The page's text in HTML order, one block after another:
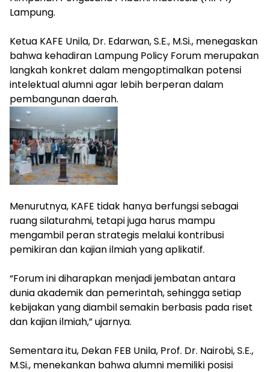
Cetak
Online
Ampera
News
Lampung.
‎Ketua KAFE Unila, Dr. Edarwan, S.E., M.Si., menegaskan
bahwa kehadiran Lampung Policy Forum merupakan
langkah konkret dalam mengoptimalkan potensi
intelektual alumni agar lebih berperan dalam
pembangunan daerah.
‎Menurutnya, KAFE tidak hanya berfungsi sebagai
ruang silaturahmi, tetapi juga harus mampu
mengambil peran strategis melalui kontribusi
pemikiran dan kajian ilmiah yang aplikatif.
‎“Forum ini diharapkan menjadi jembatan antara
dunia akademik dan pemerintah, sehingga setiap
kebijakan yang diambil semakin berbasis pada riset
dan kajian ilmiah,” ujarnya.
‎Sementara itu, Dekan FEB Unila, Prof. Dr. Nairobi, S.E.,
M.Si., menekankan bahwa alumni memiliki posisi